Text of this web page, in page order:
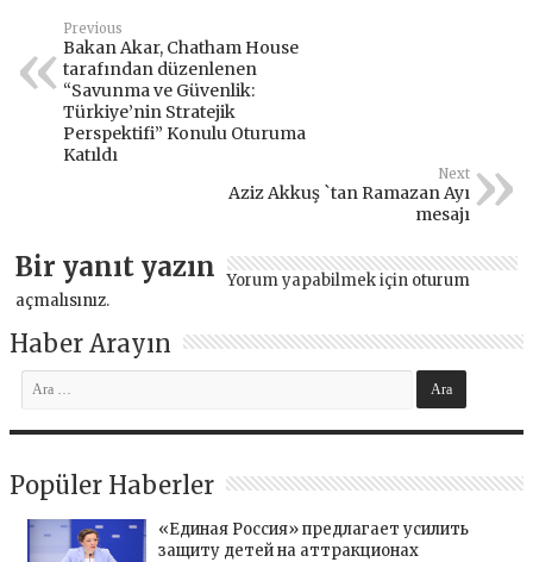
Previous
Bakan Akar, Chatham House
tarafından düzenlenen
“Savunma ve Güvenlik:
Türkiye’nin Stratejik
Perspektifi” Konulu Oturuma
Katıldı
Next
Aziz Akkuş `tan Ramazan Ayı
mesajı
Bir yanıt yazın Yorum yapabilmek için oturum
açmalısınız.
Haber Arayın
Popüler Haberler
«Единая Россия» предлагает усилить
защиту детей на аттракционах